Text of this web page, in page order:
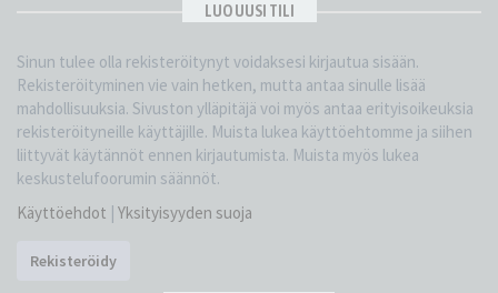
LUO UUSI TILI
Sinun tulee olla rekisteröitynyt voidaksesi kirjautua sisään.
Rekisteröityminen vie vain hetken, mutta antaa sinulle lisää
mahdollisuuksia. Sivuston ylläpitäjä voi myös antaa erityisoikeuksia
rekisteröityneille käyttäjille. Muista lukea käyttöehtomme ja siihen
liittyvät käytännöt ennen kirjautumista. Muista myös lukea
keskustelufoorumin säännöt.
Käyttöehdot | Yksityisyyden suoja
Rekisteröidy